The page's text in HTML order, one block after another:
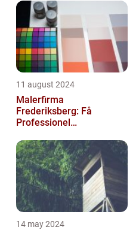
11 august 2024
Malerfirma
Frederiksberg: Få
Professionel
eller virksomhed
14 may 2024